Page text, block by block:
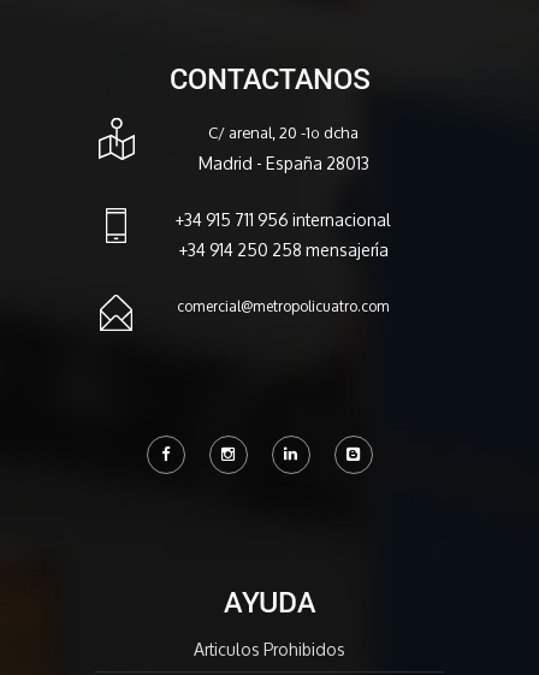
CONTACTANOS
C/ arenal, 20 -1º dcha
Madrid - España 28013
+34 915 711 956 internacional
+34 914 250 258 mensajería
comercial@metropolicuatro.com
AYUDA
Articulos Prohibidos